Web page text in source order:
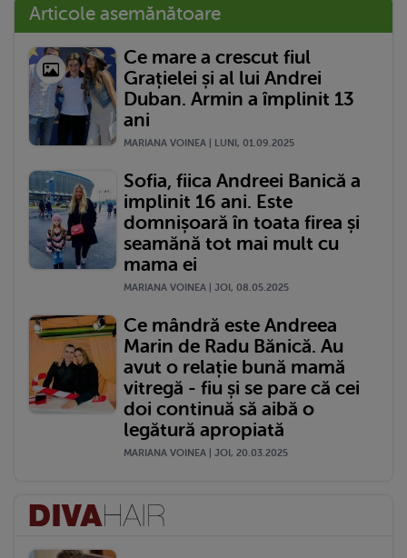
Articole asemănătoare
Ce mare a crescut fiul
Grațielei și al lui Andrei
Duban. Armin a împlinit 13
ani
MARIANA VOINEA | LUNI, 01.09.2025
Sofia, fiica Andreei Banică a
implinit 16 ani. Este
domnișoară în toata firea și
seamănă tot mai mult cu
mama ei
MARIANA VOINEA | JOI, 08.05.2025
Ce mândră este Andreea
Marin de Radu Bănică. Au
avut o relație bună mamă
vitregă - fiu și se pare că cei
doi continuă să aibă o
legătură apropiată
MARIANA VOINEA | JOI, 20.03.2025